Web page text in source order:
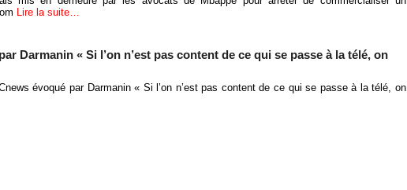
Lire la suite…
Darmanin « Si l’on n’est pas content de ce qui se passe à la télé, on
évoqué par Darmanin « Si l’on n’est pas content de ce qui se passe à la télé, on